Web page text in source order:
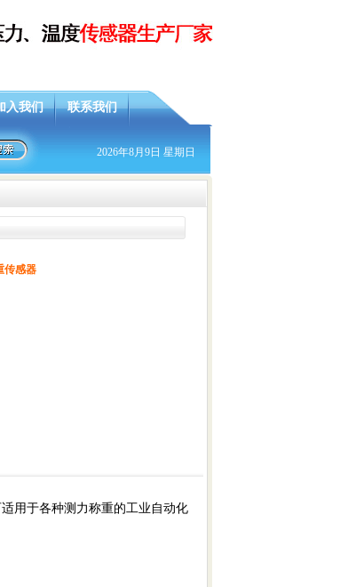
入我们 联系我们
！ 2026年8月9日 星期日
传感器
用于各种测力称重的工业自动化